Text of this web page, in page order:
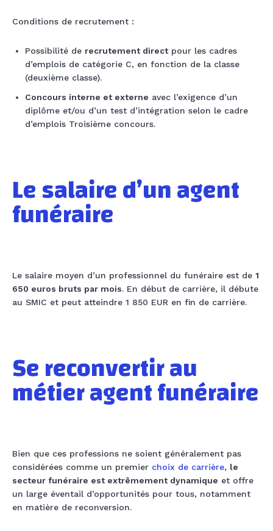
Conditions de recrutement :
Possibilité de recrutement directpour les cadres
d’emplois de catégorie C, en fonction de la classe
(deuxième classe).
Concours interne et externe avec l’exigence d’un
diplôme et/ou d’un test d’intégration selon le cadre
d’emplois Troisième concours.
Le salaire ​d’un agent
funéraire
Le salaire moyen d’un professionnel du funéraire est de 1
650 euros bruts par mois. En début de carrière, il débute
au SMIC et peut atteindre 1 850 EUR en fin de carrière.
Se reconvertir au
métieragent funéraire
Bien que ces professions ne soient généralement pas
considérées comme un premier choix de carrière, le
secteur funéraire est extrêmement dynamique et offre
un large éventail d’opportunités pour tous, notamment
en matière de reconversion.